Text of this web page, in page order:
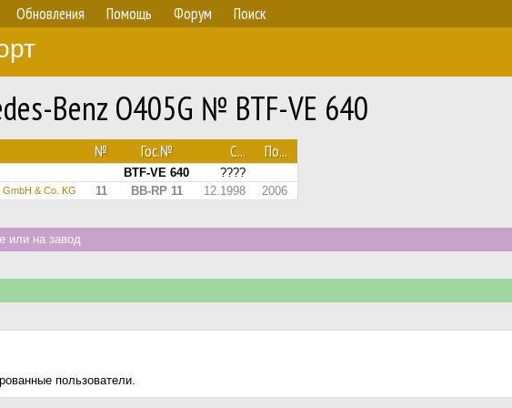
Обновления Помощь Форум Поиск
Benz O405G № BTF-VE 640
№ Гос.№ С... По...
BTF-VE 640 ????
& Co. KG 11 BB-RP 11 12.1998 2006
или на завод
пользователи.